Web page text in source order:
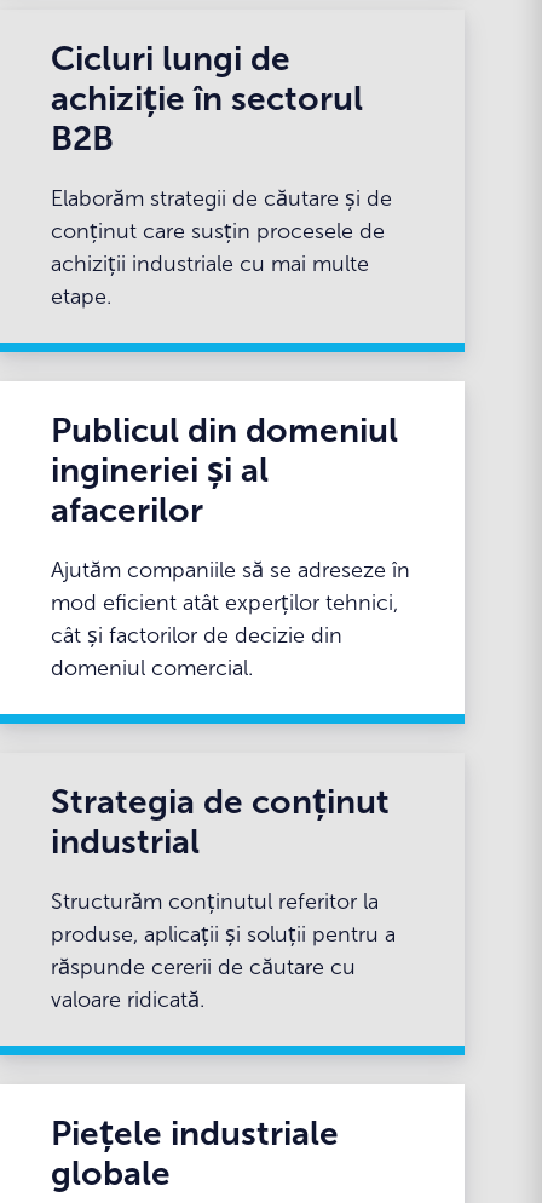
Cicluri lungi de
achiziție în sectorul
B2B
Elaborăm strategii de căutare și de
conținut care susțin procesele de
achiziții industriale cu mai multe
etape.
Publicul din domeniul
ingineriei și al
afacerilor
Ajutăm companiile să se adreseze în
mod eficient atât experților tehnici,
cât și factorilor de decizie din
domeniul comercial.
Strategia de conținut
industrial
Structurăm conținutul referitor la
produse, aplicații și soluții pentru a
răspunde cererii de căutare cu
valoare ridicată.
Piețele industriale
globale